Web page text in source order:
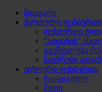
მთავარი
ქართული ფეხბურთი
ფეხბურთი
“ათიანის”
გვეშველება
საუბრები
უცხოური ფეხბურთი
Pro-ფ(ა)ილი
Zoom